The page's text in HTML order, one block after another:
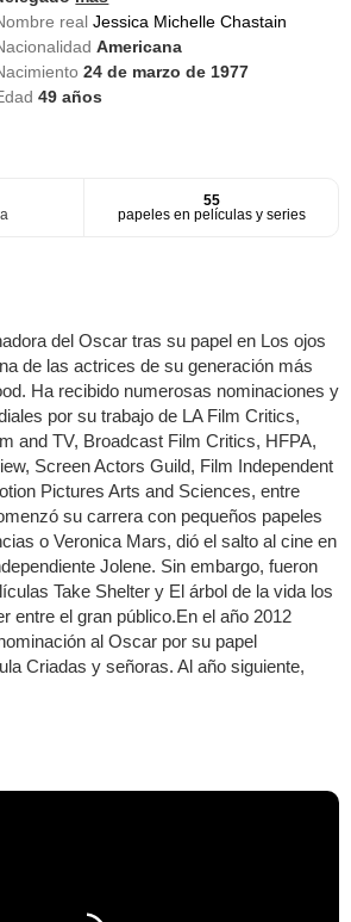
realJessica Michelle Chastain
Americana
24 de marzo de 1977
49 años
55
papeles en películas y series
del Oscar tras su papel en Los ojos
de las actrices de su generación más
Ha recibido numerosas nominaciones y
por su trabajo de LA Film Critics,
and TV, Broadcast Film Critics, HFPA,
Screen Actors Guild, Film Independent
Pictures Arts and Sciences, entre
su carrera con pequeños papeles
o Veronica Mars, dió el salto al cine en
Jolene. Sin embargo, fueron
Take Shelter y El árbol de la vida los
entre el gran público.En el año 2012
al Oscar por su papel
Criadas y señoras. Al año siguiente,